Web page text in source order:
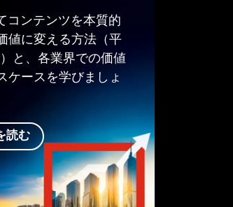
コンテンツを本質的
値に変える方法（平
と、各業界での価値
ケースを学びましょ
読む